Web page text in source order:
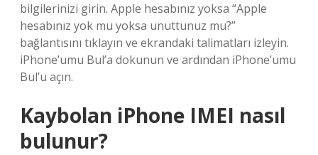
bilgilerinizi girin. Apple hesabınız yoksa “Apple
hesabınız yok mu yoksa unuttunuz mu?”
bağlantısını tıklayın ve ekrandaki talimatları izleyin.
iPhone’umu Bul’a dokunun ve ardından iPhone’umu
Bul’u açın.
Kaybolan iPhone IMEI nasıl
bulunur?